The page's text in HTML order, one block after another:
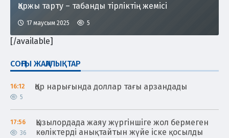
СОҢҒЫ ЖАҢАЛЫҚТАР
16:12
5
Қор нарығында доллар тағы арзандады
17:56
36
Қызылордада жаяу жүргіншіге жол бермеген
көліктерді анықтайтын жүйе іске қосылды
Қаржы тарту – табанды тірліктің жемісі
17 маусым 2025 5
[/available]